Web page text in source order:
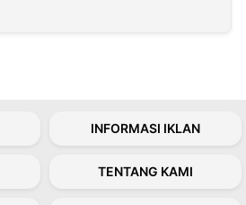
INFORMASI IKLAN
TENTANG KAMI